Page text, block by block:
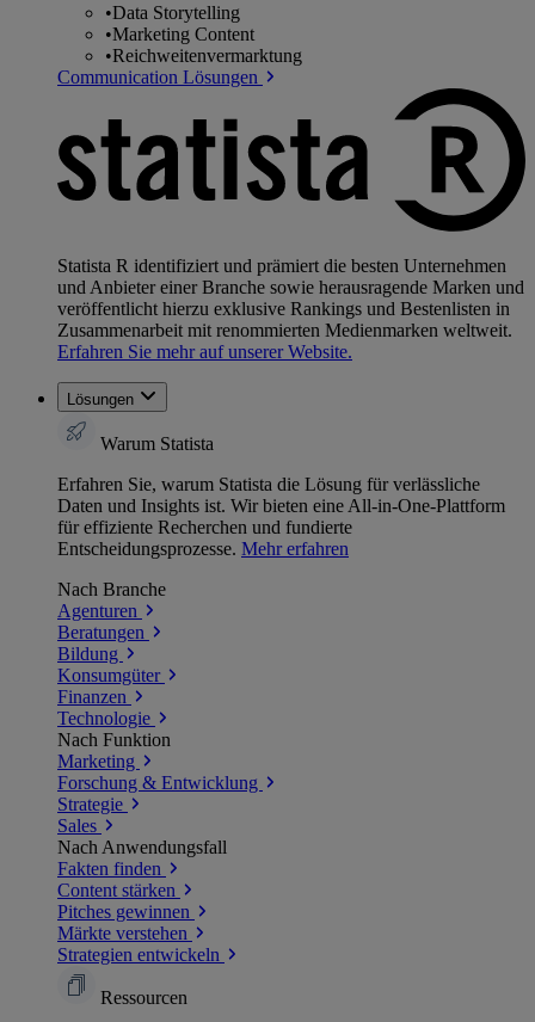
•Data Storytelling
•Marketing Content
•Reichweitenvermarktung
Communication Lösungen
Statista R identifiziert und prämiert die besten Unternehmen
und Anbieter einer Branche sowie herausragende Marken und
veröffentlicht hierzu exklusive Rankings und Bestenlisten in
Zusammenarbeit mit renommierten Medienmarken weltweit.
Erfahren Sie mehr auf unserer Website.
Lösungen
Warum Statista
Erfahren Sie, warum Statista die Lösung für verlässliche
Daten und Insights ist. Wir bieten eine All-in-One-Plattform
für effiziente Recherchen und fundierte
Entscheidungsprozesse. Mehr erfahren
Nach Branche
Agenturen
Beratungen
Bildung
Konsumgüter
Finanzen
Technologie
Nach Funktion
Marketing
Forschung & Entwicklung
Strategie
Sales
Nach Anwendungsfall
Fakten finden
Content stärken
Pitches gewinnen
Märkte verstehen
Strategien entwickeln
Ressourcen